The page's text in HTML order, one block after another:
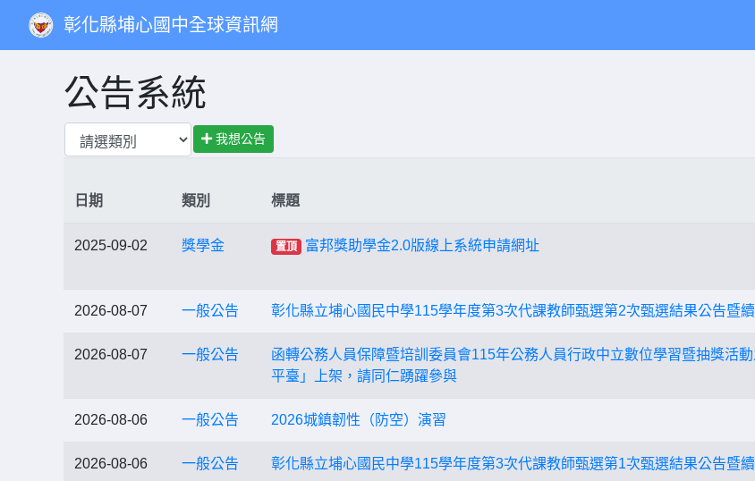
彰化縣埔心國中全球資訊網
公告系統
我想公告
日期 類別 標題
2025-09-02 獎學金 置頂 富邦獎助學金2.0版線上系統申請網址
2026-08-07 一般公告 彰化縣立埔心國民中學115學年度第3次代課教師甄選第2次甄選結果公告暨
2026-08-07 一般公告
函轉公務人員保障暨培訓委員會115年公務人員行政中立數位學習暨抽獎活
平臺」上架，請同仁踴躍參與
2026-08-06 一般公告 2026城鎮韌性（防空）演習
2026-08-06 一般公告 彰化縣立埔心國民中學115學年度第3次代課教師甄選第1次甄選結果公告暨